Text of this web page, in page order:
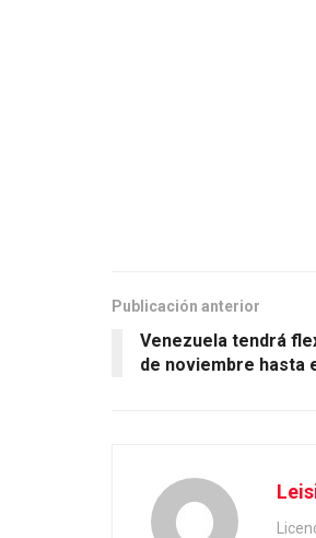
Publicación anterior
Venezuela tendrá
de noviembre hasta